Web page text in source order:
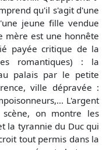
qu'il s'agit d'une
jeune fille vendue
mère est une honnête
payée critique de la
romantiques) : la
palais par le petite
ville dépravée :
L'argent
on montre les
la tyrannie du Duc qui
tout permis dans la